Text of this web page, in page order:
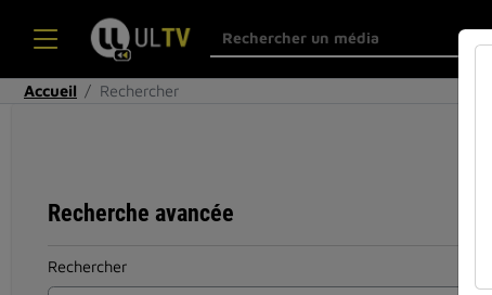
Accueil Rechercher
Recherche avancée
Rechercher